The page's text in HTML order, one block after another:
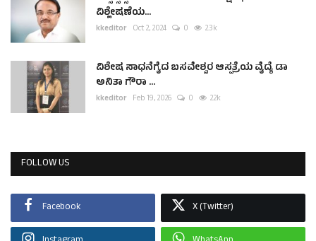
ವಿಶ್ಲೇಷಣೆಯ...
kkeditor Oct 2, 2024 0 2.3k
ವಿಶೇಷ ಸಾಧನೆಗೈದ ಬಸವೇಶ್ವರ ಆಸ್ಪತ್ರೆಯ ವೈದ್ಯೆ ಡಾ
ಅನಿತಾ ಗೌರಾ ...
kkeditor Feb 19, 2026 0 2.2k
FOLLOW US
Facebook X (Twitter)